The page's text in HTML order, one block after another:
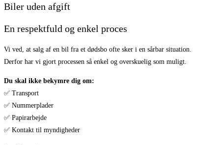
Biler uden afgift
En respektfuld og enkel proces
Vi ved, at salg af en bil fra et dødsbo ofte sker i en sårbar situation.
Derfor har vi gjort processen så enkel og overskuelig som muligt.
Du skal ikke bekymre dig om:
✅ Transport
✅ Nummerplader
✅ Papirarbejde
✅ Kontakt til myndigheder